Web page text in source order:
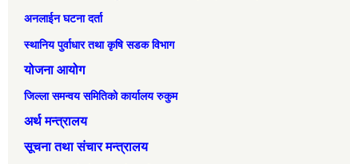
अनलाईन घटना दर्ता
स्थानिय पुर्वाधार तथा कृषि सडक विभाग
योजना आयोग
जिल्ला समन्वय समितिको कार्यालय रुकुम
अर्थ मन्त्रालय
सूचना तथा संचार मन्त्रालय